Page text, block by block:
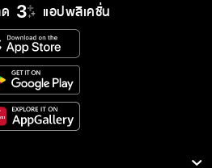
มาวุ่นวายอีก ไม่งั้นไม่ตายดีแน่
ปัญญาหาผัวเอง
แอปพลิเคชั่น